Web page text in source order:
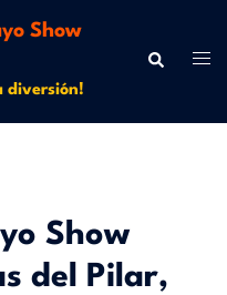
Show
diversión!
Show
del Pilar,